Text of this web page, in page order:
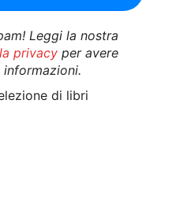
Leggi la nostra
privacyper avere
di libri